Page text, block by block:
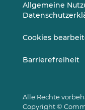
Allgemeine
Cookies
Barrierefreiheit
Alle Rechte
Copyright ©